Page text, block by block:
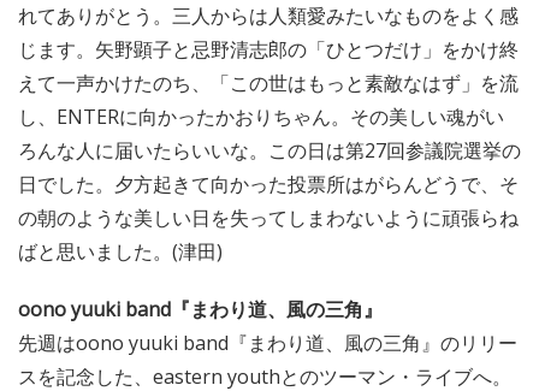
れてありがとう。三人からは人類愛みたいなものをよく感
じます。矢野顕子と忌野清志郎の「ひとつだけ」をかけ終
えて一声かけたのち、「この世はもっと素敵なはず」を流
し、ENTERに向かったかおりちゃん。その美しい魂がい
ろんな人に届いたらいいな。この日は第27回参議院選挙の
日でした。夕方起きて向かった投票所はがらんどうで、そ
の朝のような美しい日を失ってしまわないように頑張らね
ばと思いました。(津田)
oono yuuki band『まわり道、風の三角』
先週はoono yuuki band『まわり道、風の三角』のリリー
スを記念した、eastern youthとのツーマン・ライブへ。